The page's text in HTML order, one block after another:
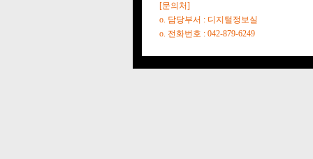
[문의처]
o. 담당부서 : 디지털정보실
o. 전화번호 : 042-879-6249